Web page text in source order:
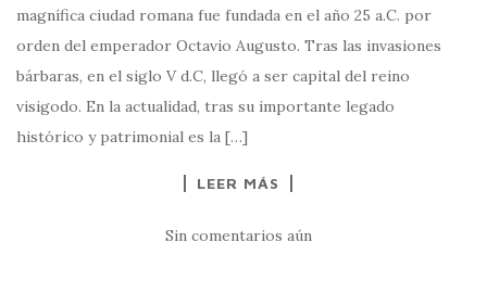
magnífica ciudad romana fue fundada en el año 25 a.C. por
orden del emperador Octavio Augusto. Tras las invasiones
bárbaras, en el siglo V d.C, llegó a ser capital del reino
visigodo. En la actualidad, tras su importante legado
histórico y patrimonial es la […]
LEER MÁS
Sin comentarios aún